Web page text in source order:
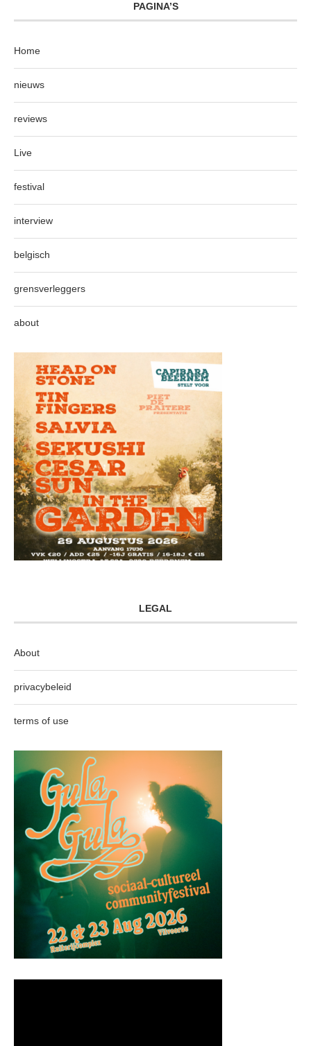
PAGINA’S
Home
nieuws
reviews
Live
festival
interview
belgisch
grensverleggers
about
LEGAL
About
privacybeleid
terms of use